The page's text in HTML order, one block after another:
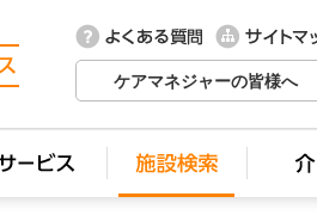
ケアマネジャーの皆様へ